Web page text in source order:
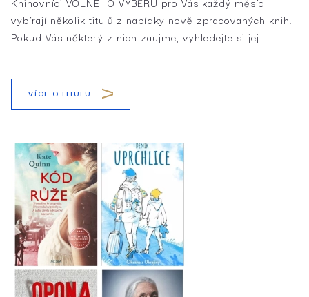
vybírají několik titulů z nabídky nově zpracovaných knih.
Pokud Vás některý z nich zaujme, vyhledejte si jej…
VÍCE O TITULU